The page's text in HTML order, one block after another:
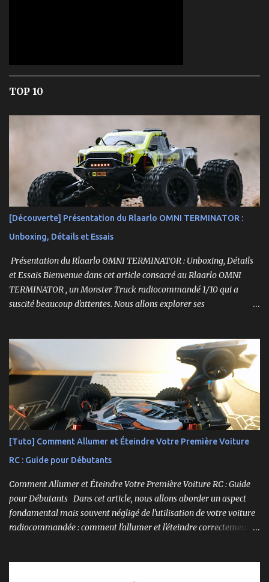
TOP 10
[Découverte] Présentation du Rlaarlo OMNI TERMINATOR :
Unboxing, Détails et Essais
Présentation du Rlaarlo OMNI TERMINATOR : Unboxing, Détails
et Essais Bienvenue dans cet article consacré au Rlaarlo OMNI
TERMINATOR , un Monster Truck radiocommandé 1/10 qui a
suscité beaucoup d'attentes. Nous allons explorer ses
distingue par son prix attractif et ses fonctionnalités intéressantes,
et nous allons examiner tout cela en profondeur. ----------------
------------------------- Lien affilié Aliexpress 👉​
https://s.click.aliexpress.com/e/_c3IM84VZ -- -------------------
----------------------
[Tuto] Comment Allumer et Éteindre Votre Première Voiture
RC : Guide pour Débutants
Comment Allumer et Éteindre Votre Première Voiture RC : Guide
pour Débutants Dans cet article, nous allons aborder un aspect
fondamental mais souvent négligé de l'utilisation de votre voiture
radiocommandée : comment l'allumer et l'éteindre correctement.